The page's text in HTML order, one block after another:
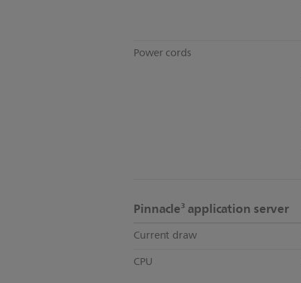
Power cords
Pinnacle³ application server
Current draw
CPU